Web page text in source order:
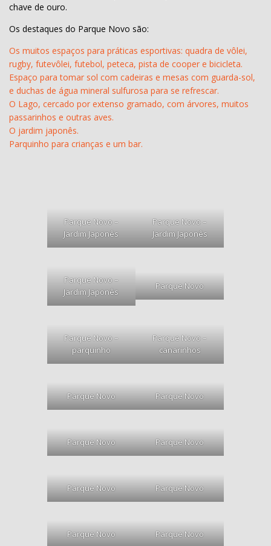
chave de ouro.
Os destaques do Parque Novo são:
Os muitos espaços para práticas esportivas: quadra de vôlei,
rugby, futevôlei, futebol, peteca, pista de cooper e bicicleta.
Espaço para tomar sol com cadeiras e mesas com guarda-sol,
e duchas de água mineral sulfurosa para se refrescar.
O Lago, cercado por extenso gramado, com árvores, muitos
passarinhos e outras aves.
O jardim japonês.
Parquinho para crianças e um bar.
Parque Novo –
Jardim Japonês
Parque Novo –
Jardim Japonês
Parque Novo –
Jardim Japonês
Parque Novo
Parque Novo –
parquinho
Parque Novo –
canarinhos
Parque Novo Parque Novo
Parque Novo Parque Novo
Parque Novo Parque Novo
Parque Novo Parque Novo